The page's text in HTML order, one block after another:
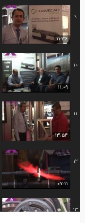
9
11:36
10
11:09
11
13:54
12
07:11
13